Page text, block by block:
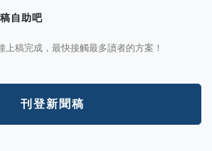
自助吧
稿完成，最快接觸最多讀者的方案！
刊登新聞稿